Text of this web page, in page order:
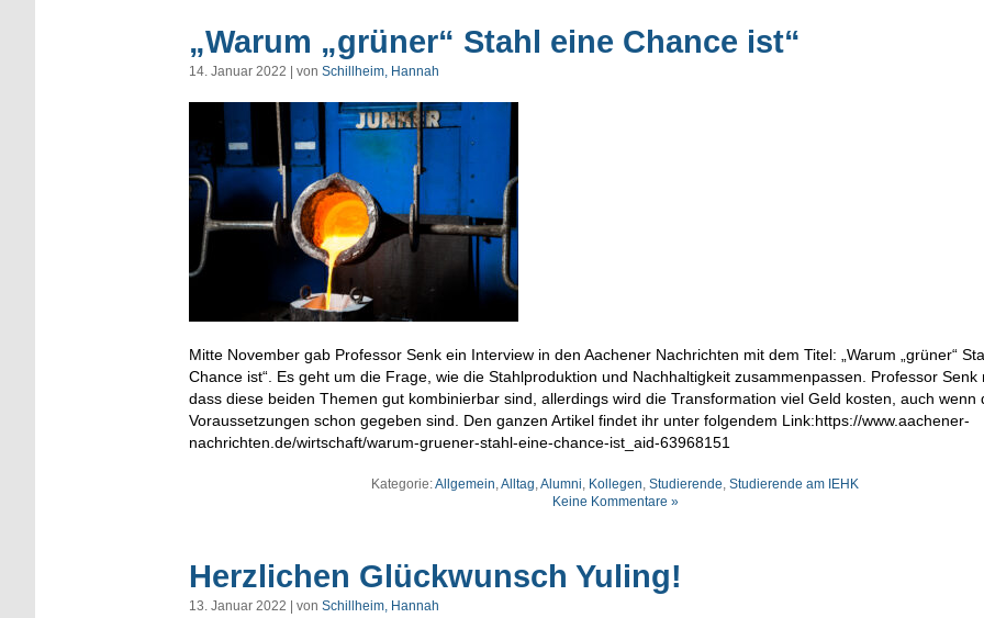
„Warum „grüner“ Stahl eine Chance ist“
14. Januar 2022 | von Schillheim, Hannah
Mitte November gab Professor Senk ein Interview in den Aachener Nachrichten mit dem Titel: „Warum „grüner“
Chance ist“. Es geht um die Frage, wie die Stahlproduktion und Nachhaltigkeit zusammenpassen. Professor Senk
dass diese beiden Themen gut kombinierbar sind, allerdings wird die Transformation viel Geld kosten, auch wenn
Voraussetzungen schon gegeben sind. Den ganzen Artikel findet ihr unter folgendem Link:https://www.aachener-
nachrichten.de/wirtschaft/warum-gruener-stahl-eine-chance-ist_aid-63968151
Kategorie:Allgemein,Alltag,Alumni, Kollegen, Studierende, Studierende am IEHK
Keine Kommentare »
Herzlichen Glückwunsch Yuling!
13. Januar 2022 | von Schillheim, Hannah